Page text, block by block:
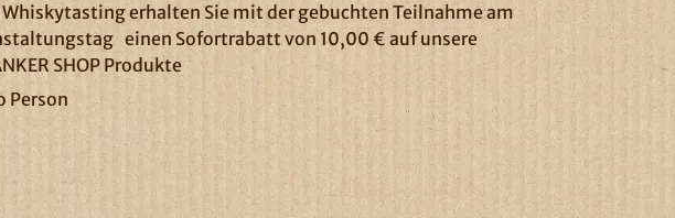
erhalten Sie mit der gebuchten Teilnahme am
einen Sofortrabatt von 10,00 € auf unsere
SHOP Produkte
Person